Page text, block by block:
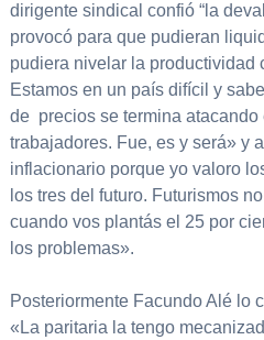
dirigente sindical confió “la
provocó para que pudieran
pudiera nivelar la
Estamos en un país difícil y
de precios se termina atacando
trabajadores. Fue, es y será» y
inflacionario porque yo valoro
los tres del futuro. Futurismos
cuando vos plantás el 25 por
los problemas».
Posteriormente Facundo Alé lo
«La paritaria la tengo